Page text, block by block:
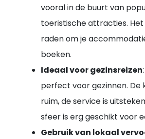
vooral in de buurt van
toeristische attracties. Het
raden om je
boeken.
Ideaal voor gezinsreizen
perfect voor gezinnen. De
ruim, de service is
sfeer is erg geschikt voor
Gebruik van lokaal